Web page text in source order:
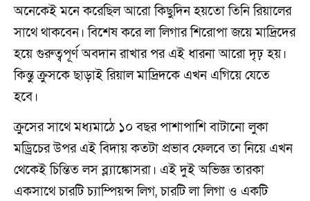
অনেকেই মনে করেছিল আরো কিছুদিন হয়তো তিনি রিয়ালের
সাথে থাকবেন। বিশেষ করে লা লিগার শিরোপা জয়ে মাদ্রিদের
হয়ে গুরুত্বপূর্ণ অবদান রাখার পর এই ধারনা আরো দৃঢ় হয়।
কিন্তু ক্রুসকে ছাড়াই রিয়াল মাদ্রিদকে এখন এগিয়ে যেতে
হবে।
ক্রুসের সাথে মধ্যমাঠে ১০ বছর পাশাপাশি বাটানো লুকা
মড্রিচের উপর এই বিদায় কতটা প্রভাব ফেলবে তা নিয়ে এখন
থেকেই চিন্তিত লস ব্ল্যাঙ্কোসরা। এই দুই অভিজ্ঞ তারকা
একসাথে চারটি চ্যাম্পিয়ন্স লিগ, চারটি লা লিগা ও একটি